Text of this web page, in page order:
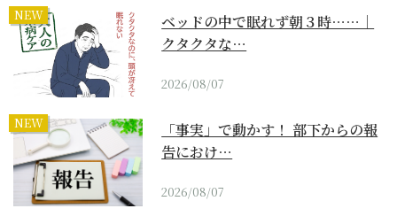
NEW
ベッドの中で眠れず朝３時……｜
クタクタな…
2026/08/07
NEW
「事実」で動かす！ 部下からの報
告におけ…
2026/08/07